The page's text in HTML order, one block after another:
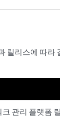
릴리스에 따라
크 관리 플랫폼